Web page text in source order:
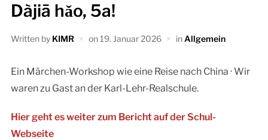
Dàjiā hǎo, 5a!
Written by KIMR on19. Januar 2026 in Allgemein
Ein Märchen-Workshop wie eine Reise nach China · Wir
waren zu Gast an der Karl-Lehr-Realschule.
Hier geht es weiter zum Bericht auf der Schul-
Webseite